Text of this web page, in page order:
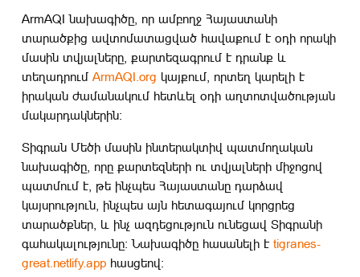
ArmAQI նախագիծը, որ ամբողջ Հայաստանի
տարածքից ավտոմատացված հավաքում է օդի որակի
մասին տվյալները, քարտեզագրում է դրանք և
տեղադրում ArmAQI.org կայքում, որտեղ կարելի է
իրական ժամանակում հետևել օդի աղտոտվածության
մակարդակներին։
Տիգրան Մեծի մասին ինտերակտիվ պատմողական
նախագիծը, որը քարտեզների ու տվյալների միջոցով
պատմում է, թե ինչպես Հայաստանը դարձավ
կայսրություն, ինչպես այն հետագայում կորցրեց
տարածքներ, և ինչ ազդեցություն ունեցավ Տիգրանի
գահակալությունը։ Նախագիծը հասանելի է tigranes-
great.netlify.app հասցեով։